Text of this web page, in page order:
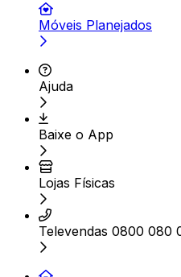
Móveis Planejados
Ajuda
Baixe o App
Lojas Físicas
Televendas 0800 080